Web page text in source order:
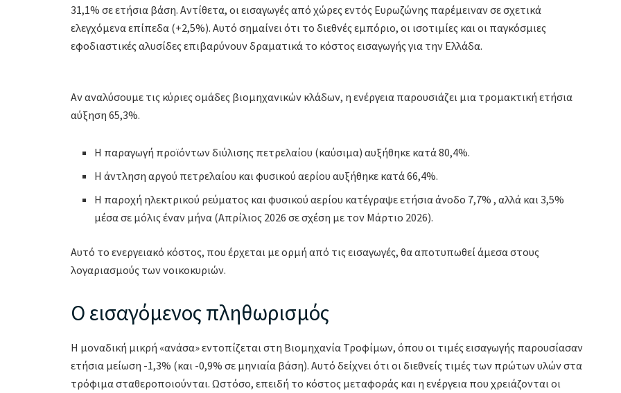
31,1% σε ετήσια βάση. Αντίθετα, οι εισαγωγές από χώρες εντός Ευρωζώνης παρέμειναν σε σχετικά
ελεγχόμενα επίπεδα (+2,5%). Αυτό σημαίνει ότι το διεθνές εμπόριο, οι ισοτιμίες και οι παγκόσμιες
εφοδιαστικές αλυσίδες επιβαρύνουν δραματικά το κόστος εισαγωγής για την Ελλάδα.
Αν αναλύσουμε τις κύριες ομάδες βιομηχανικών κλάδων, η ενέργεια παρουσιάζει μια τρομακτική ετήσια
αύξηση 65,3%.
Η παραγωγή προϊόντων διύλισης πετρελαίου (καύσιμα) αυξήθηκε κατά 80,4%.
Η άντληση αργού πετρελαίου και φυσικού αερίου αυξήθηκε κατά 66,4%.
Η παροχή ηλεκτρικού ρεύματος και φυσικού αερίου κατέγραψε ετήσια άνοδο 7,7% , αλλά και 3,5%
μέσα σε μόλις έναν μήνα (Απρίλιος 2026 σε σχέση με τον Μάρτιο 2026).
Αυτό το ενεργειακό κόστος, που έρχεται με ορμή από τις εισαγωγές, θα αποτυπωθεί άμεσα στους
λογαριασμούς των νοικοκυριών.
Ο εισαγόμενος πληθωρισμός
Η μοναδική μικρή «ανάσα» εντοπίζεται στη Βιομηχανία Τροφίμων, όπου οι τιμές εισαγωγής παρουσίασαν
ετήσια μείωση -1,3% (και -0,9% σε μηνιαία βάση). Αυτό δείχνει ότι οι διεθνείς τιμές των πρώτων υλών στα
τρόφιμα σταθεροποιούνται. Ωστόσο, επειδή το κόστος μεταφοράς και η ενέργεια που χρειάζονται οι